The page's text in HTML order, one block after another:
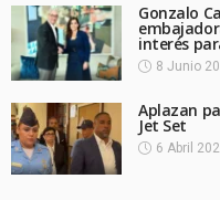
Gonzalo
interés
8 Junio
Aplazan
Jet Set
6 Abril